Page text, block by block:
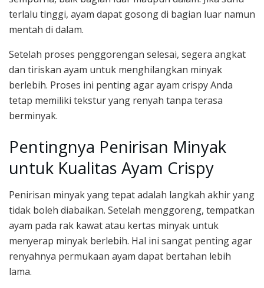
terlalu tinggi, ayam dapat gosong di bagian luar namun
mentah di dalam.
Setelah proses penggorengan selesai, segera angkat
dan tiriskan ayam untuk menghilangkan minyak
berlebih. Proses ini penting agar ayam crispy Anda
tetap memiliki tekstur yang renyah tanpa terasa
berminyak.
Pentingnya Penirisan Minyak
untuk Kualitas Ayam Crispy
Penirisan minyak yang tepat adalah langkah akhir yang
tidak boleh diabaikan. Setelah menggoreng, tempatkan
ayam pada rak kawat atau kertas minyak untuk
menyerap minyak berlebih. Hal ini sangat penting agar
renyahnya permukaan ayam dapat bertahan lebih
lama.